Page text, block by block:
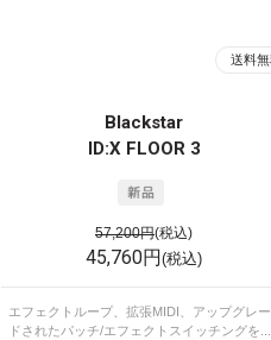
Blackstar
ID:X FLOOR 3
57,200円(税込)
45,760円(税込)
エフェクトループ、拡張MIDI、アップグレー
ドされたパッチ/エフェクトスイッチングを...